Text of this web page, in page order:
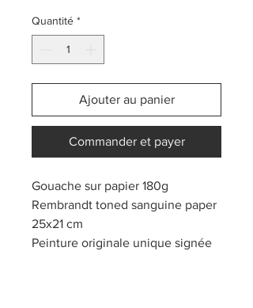
Quantité *
Ajouter au panier
Commander et payer
Gouache sur papier 180g
Rembrandt toned sanguine paper
25x21 cm
Peinture originale unique signée